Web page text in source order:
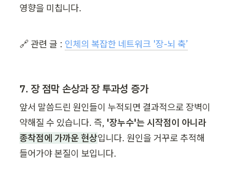
영향을 미칩니다.
🔗 관련 글 : 인체의 복잡한 네트워크 '장-뇌 축’
7. 장 점막 손상과 장 투과성 증가
앞서 말씀드린 원인들이 누적되면 결과적으로 장벽이
약해질 수 있습니다. 즉,
종착점에 가까운 현상입니다. 원인을 거꾸로 추적해
들어가야 본질이 보입니다.